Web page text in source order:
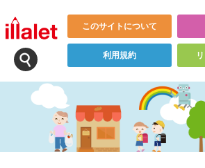
このサイトについて
利用規約